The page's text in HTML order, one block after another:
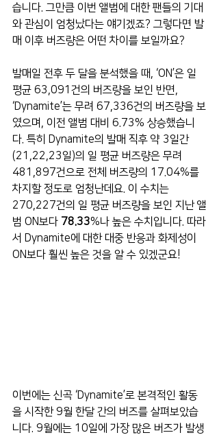
습니다. 그만큼 이번 앨범에 대한 팬들의 기대
와 관심이 엄청났다는 얘기겠죠? 그렇다면 발
매 이후 버즈량은 어떤 차이를 보일까요?
발매일 전후 두 달을 분석했을 때, ‘ON’은 일
평균 63,091건의 버즈량을 보인 반면,
‘Dynamite’는 무려 67,336건의 버즈량을 보
였으며, 이전 앨범 대비 6.73% 상승했습니
다. 특히 Dynamite의 발매 직후 약 3일간
(21,22,23일)의 일 평균 버즈량은 무려
481,897건으로 전체 버즈량의 17.04%를
차지할 정도로 엄청난데요. 이 수치는
270,227건의 일 평균 버즈량을 보인 지난 앨
범 ON보다 78.33%나 높은 수치입니다. 따라
서 Dynamite에 대한 대중 반응과 화제성이
ON보다 훨씬 높은 것을 알 수 있겠군요!
이번에는 신곡 ‘Dynamite’로 본격적인 활동
을 시작한 9월 한달 간의 버즈를 살펴보았습
니다. 9월에는 10일에 가장 많은 버즈가 발생